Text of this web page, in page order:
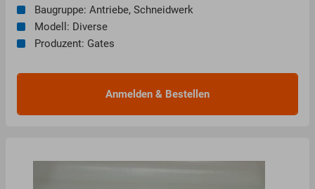
Baugruppe: Antriebe, Schneidwerk
Modell: Diverse
Produzent: Gates